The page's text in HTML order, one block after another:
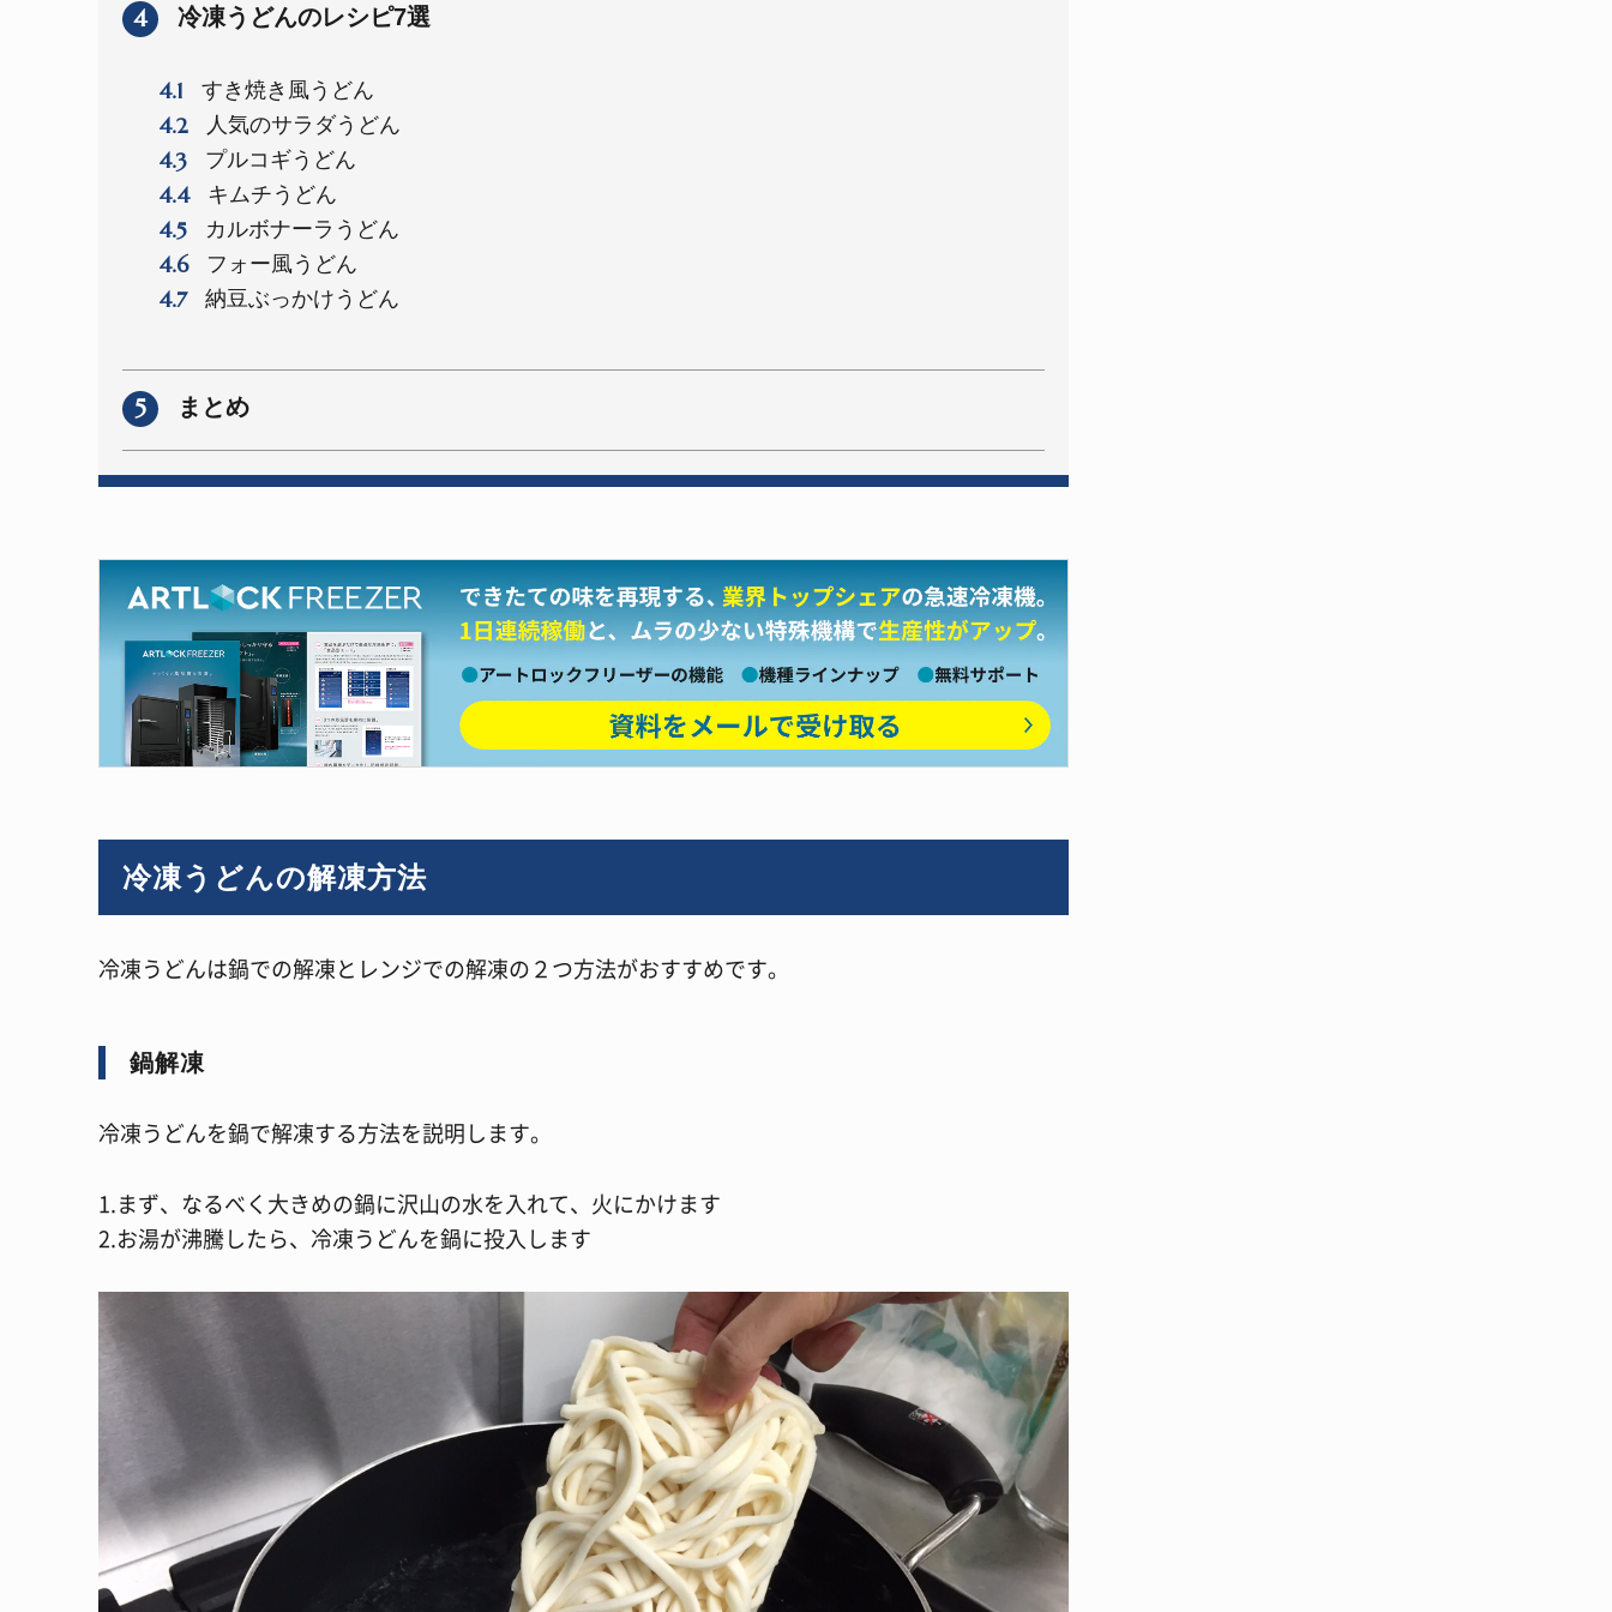
4 冷凍うどんのレシピ7選
4.1 すき焼き風うどん
4.2 人気のサラダうどん
4.3 プルコギうどん
4.4 キムチうどん
4.5 カルボナーラうどん
4.6 フォー風うどん
4.7 納豆ぶっかけうどん
5 まとめ
冷凍うどんの解凍方法
冷凍うどんは鍋での解凍とレンジでの解凍の２つ方法がおすすめです。
鍋解凍
冷凍うどんを鍋で解凍する方法を説明します。
1.まず、なるべく大きめの鍋に沢山の水を入れて、火にかけます
2.お湯が沸騰したら、冷凍うどんを鍋に投入します